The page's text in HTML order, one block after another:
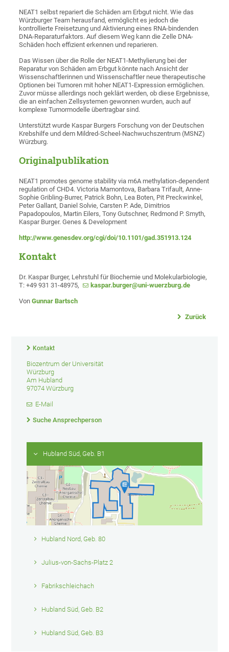
NEAT1 selbst repariert die Schäden am Erbgut nicht. Wie das
Würzburger Team herausfand, ermöglicht es jedoch die
kontrollierte Freisetzung und Aktivierung eines RNA-bindenden
DNA-Reparaturfaktors. Auf diesem Weg kann die Zelle DNA-
Schäden hoch effizient erkennen und reparieren.
Das Wissen über die Rolle der NEAT1-Methylierung bei der
Reparatur von Schäden am Erbgut könnte nach Ansicht der
Wissenschaftlerinnen und Wissenschaftler neue therapeutische
Optionen bei Tumoren mit hoher NEAT1-Expression ermöglichen.
Zuvor müsse allerdings noch geklärt werden, ob diese Ergebnisse,
die an einfachen Zellsystemen gewonnen wurden, auch auf
komplexe Tumormodelle übertragbar sind.
Unterstützt wurde Kaspar Burgers Forschung von der Deutschen
Krebshilfe und dem Mildred-Scheel-Nachwuchszentrum (MSNZ)
Würzburg.
Originalpublikation
NEAT1 promotes genome stability via m6A methylation-dependent
regulation of CHD4. Victoria Mamontova, Barbara Trifault, Anne-
Sophie Gribling-Burrer, Patrick Bohn, Lea Boten, Pit Preckwinkel,
Peter Gallant, Daniel Solvie, Carsten P. Ade, Dimitrios
Papadopoulos, Martin Eilers, Tony Gutschner, Redmond P. Smyth,
Kaspar Burger. Genes & Development
http://www.genesdev.org/cgi/doi/10.1101/gad.351913.124
Kontakt
Dr. Kaspar Burger, Lehrstuhl für Biochemie und Molekularbiologie,
T: +49 931 31-48975,
kaspar.burger@uni-wuerzburg.de
VonGunnar Bartsch
Zurück
Kontakt
Biozentrum der Universität
Würzburg
Am Hubland
97074 Würzburg
E-Mail
Suche Ansprechperson
Hubland Süd, Geb. B1
Hubland Nord, Geb. 80
Julius-von-Sachs-Platz 2
Fabrikschleichach
Hubland Süd, Geb. B2
Hubland Süd, Geb. B3